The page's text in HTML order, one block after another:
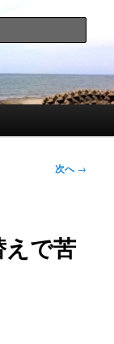
索
次へ→
で苦